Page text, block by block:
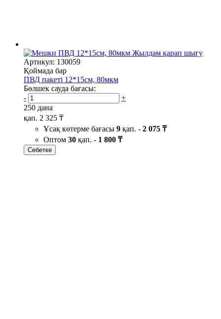
Жылдам қарап шығу
Артикул: 130059
Қоймада бар
ПВД пакеті 12*15см, 80мкм
Бөлшек сауда бағасы:
-
+
250 дана
қап. 2 325 ₸
Ұсақ көтерме бағасы 9 қап. - 2 075 ₸
Оптом 30 қап. - 1 800 ₸
Себетке